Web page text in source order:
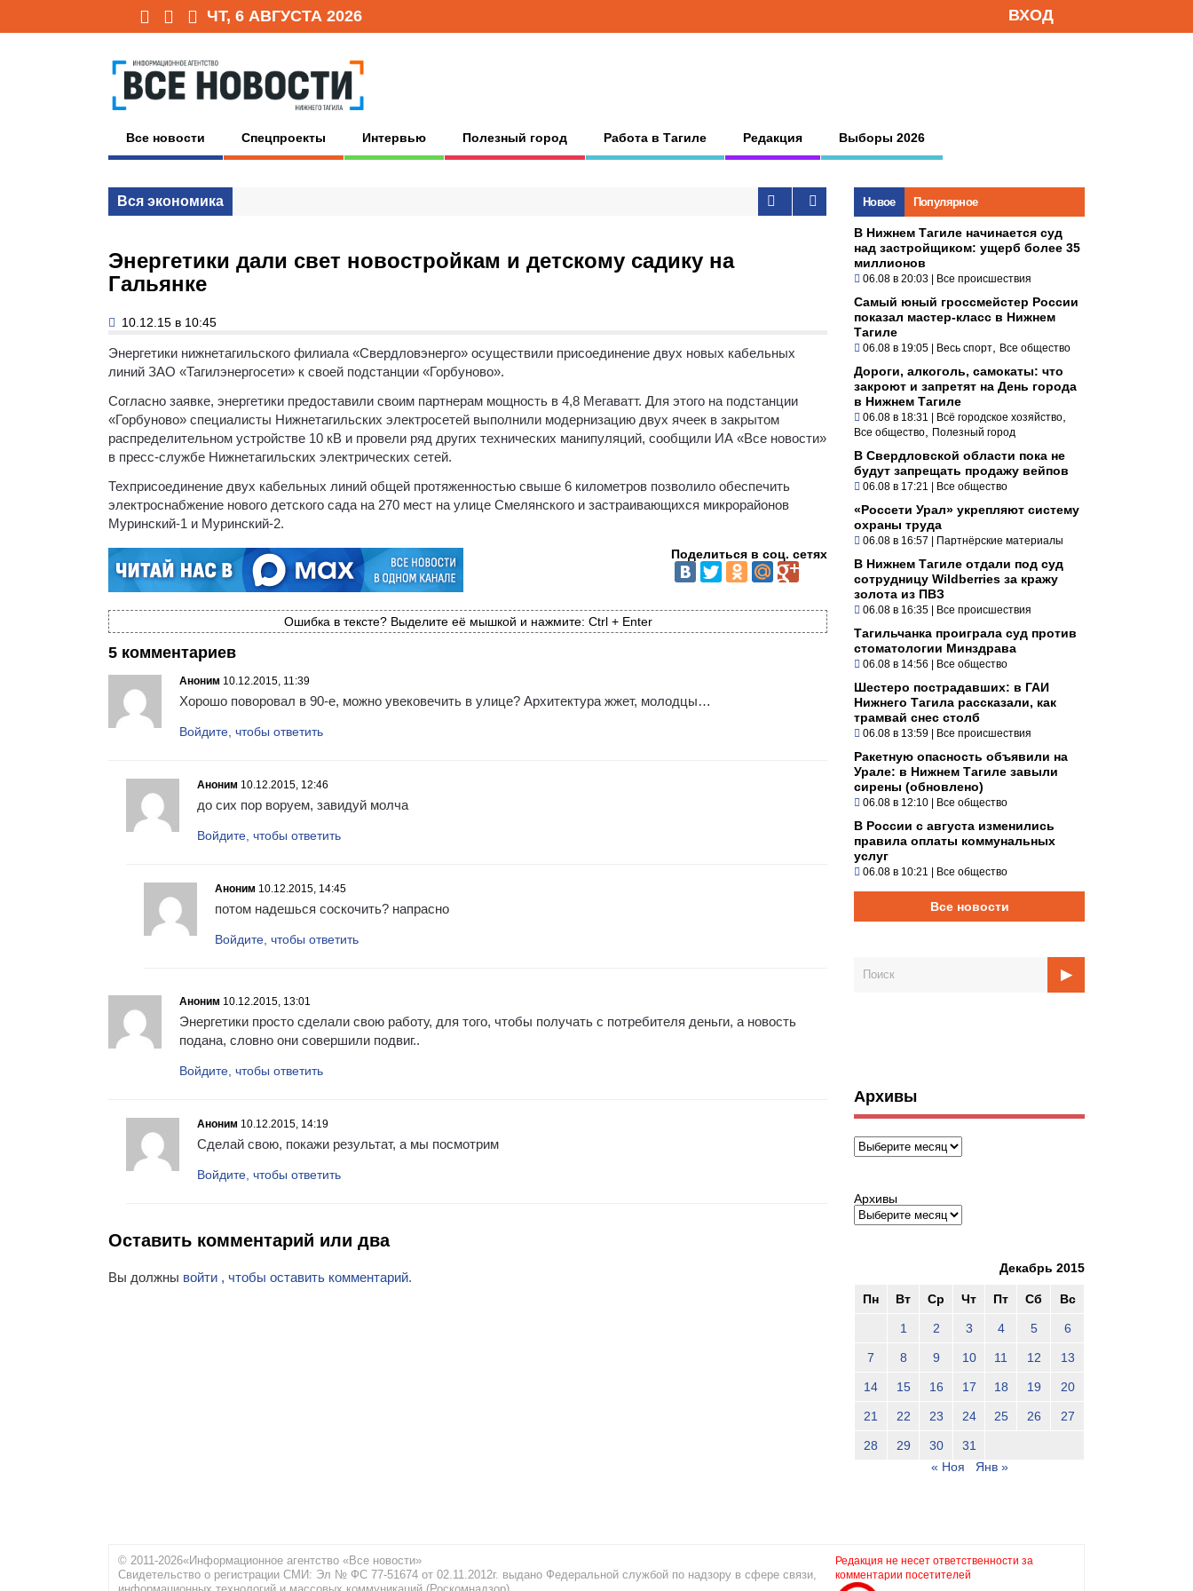
ЧТ, 6 АВГУСТА 2026 ВХОД
Все новости Спецпроекты Интервью Полезный город Работа в Тагиле Редакция Выборы 2026
Вся экономика
Энергетики дали свет новостройкам и детскому садику на
Гальянке
10.12.15 в 10:45
Энергетики нижнетагильского филиала «Свердловэнерго» осуществили присоединение двух новых кабельных
линий ЗАО «Тагилэнергосети» к своей подстанции «Горбуново».
Согласно заявке, энергетики предоставили своим партнерам мощность в 4,8 Мегаватт. Для этого на подстанции
«Горбуново» специалисты Нижнетагильских электросетей выполнили модернизацию двух ячеек в закрытом
распределительном устройстве 10 кВ и провели ряд других технических манипуляций, сообщили ИА «Все новости»
в пресс-службе Нижнетагильских электрических сетей.
Техприсоединение двух кабельных линий общей протяженностью свыше 6 километров позволило обеспечить
электроснабжение нового детского сада на 270 мест на улице Смелянского и застраивающихся микрорайонов
Муринский-1 и Муринский-2.
Поделиться в соц. сетях
Ошибка в тексте? Выделите её мышкой и нажмите: Ctrl + Enter
5 комментариев
Аноним 10.12.2015, 11:39
Хорошо поворовал в 90-е, можно увековечить в улице? Архитектура жжет, молодцы…
Войдите, чтобы ответить
Аноним 10.12.2015, 12:46
до сих пор воруем, завидуй молча
Войдите, чтобы ответить
Аноним 10.12.2015, 14:45
потом надешься соскочить? напрасно
Войдите, чтобы ответить
Аноним 10.12.2015, 13:01
Энергетики просто сделали свою работу, для того, чтобы получать с потребителя деньги, а новость
подана, словно они совершили подвиг..
Войдите, чтобы ответить
Аноним 10.12.2015, 14:19
Сделай свою, покажи результат, а мы посмотрим
Войдите, чтобы ответить
Оставить комментарий или два
Вы должны войти , чтобы оставить комментарий.
Новое Популярное
В Нижнем Тагиле начинается суд
над застройщиком: ущерб более 35
миллионов
06.08 в 20:03 | Все происшествия
Самый юный гроссмейстер России
показал мастер-класс в Нижнем
Тагиле
06.08 в 19:05 | Весь спорт Все общество
Дороги, алкоголь, самокаты: что
закроют и запретят на День города
в Нижнем Тагиле
06.08 в 18:31 | Всё городское хозяйство
Все общество Полезный город
В Свердловской области пока не
будут запрещать продажу вейпов
06.08 в 17:21 | Все общество
«Россети Урал» укрепляют систему
охраны труда
06.08 в 16:57 | Партнёрские материалы
В Нижнем Тагиле отдали под суд
сотрудницу Wildberries за кражу
золота из ПВЗ
06.08 в 16:35 | Все происшествия
Тагильчанка проиграла суд против
стоматологии Минздрава
06.08 в 14:56 | Все общество
Шестеро пострадавших: в ГАИ
Нижнего Тагила рассказали, как
трамвай снес столб
06.08 в 13:59 | Все происшествия
Ракетную опасность объявили на
Урале: в Нижнем Тагиле завыли
сирены (обновлено)
06.08 в 12:10 | Все общество
В России с августа изменились
правила оплаты коммунальных
услуг
06.08 в 10:21 | Все общество
Все новости
Архивы
Архивы
Архивы
Декабрь 2015
Пн Вт Ср Чт Пт Сб Вс
1 2 3 4 5 6
7 8 9 10 11 12 13
14 15 16 17 18 19 20
21 22 23 24 25 26 27
28 29 30
31
« Ноя
Янв »
© 2011-2026«Информационное агентство «Все новости»
Свидетельство о регистрации СМИ: Эл № ФС 77-51674 от 02.11.2012г. выдано Федеральной службой по надзору в сфере связи,
Редакция не несет ответственности за
комментарии посетителей